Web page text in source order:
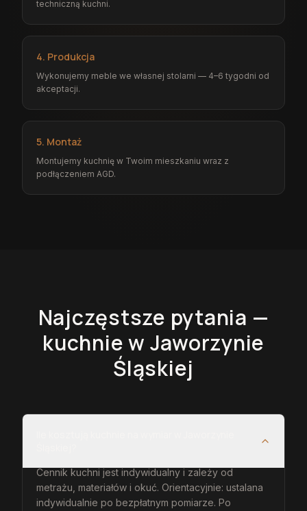
techniczną kuchni.
4. Produkcja
Wykonujemy meble we własnej stolarni — 4–6 tygodni od
akceptacji.
5. Montaż
Montujemy kuchnię w Twoim mieszkaniu wraz z
podłączeniem AGD.
Najczęstsze pytania —
kuchniew Jaworzynie
Śląskiej
Cennik kuchni jest indywidualny i zależy od
metrażu, materiałów i okuć. Orientacyjnie: ustalana
indywidualnie po bezpłatnym pomiarze. Po